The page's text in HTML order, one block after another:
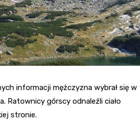
informacji mężczyzna wybrał się w
Ratownicy górscy odnaleźli ciało
stronie.